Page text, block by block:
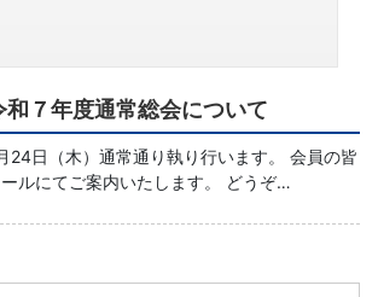
和７年度通常総会について
24日（木）通常通り執り行います。 会員の皆
ルにてご案内いたします。 どうぞ…